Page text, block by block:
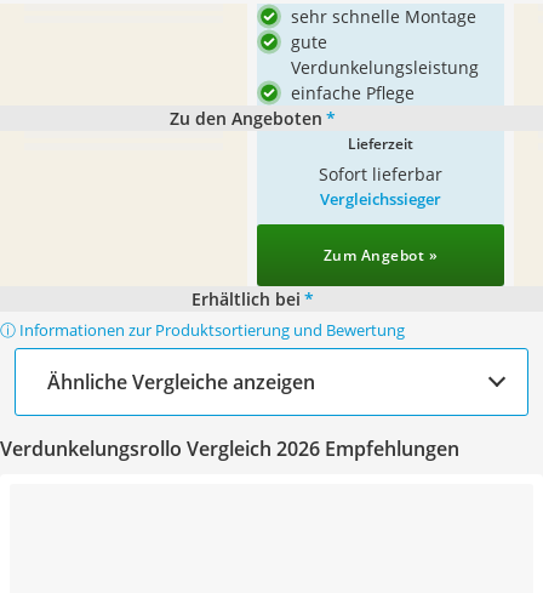
sehr schnelle Montage
gute
Verdunkelungsleistung
einfache Pflege
Zu den Angeboten *
Lieferzeit
Sofort lieferbar
Vergleichssieger
Zum Angebot »
Erhältlich bei *
ⓘ Informationen zur Produktsortierung und Bewertung
Ähnliche Vergleiche anzeigen
Verdunkelungsrollo Vergleich 2026 Empfehlungen